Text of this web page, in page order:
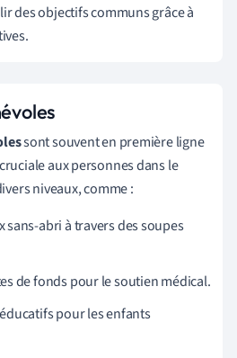
des objectifs communs grâce à
sont souvent en première ligne
aux personnes dans le
niveaux, comme :
sans-abri à travers des soupes
de fonds pour le soutien médical.
pour les enfants